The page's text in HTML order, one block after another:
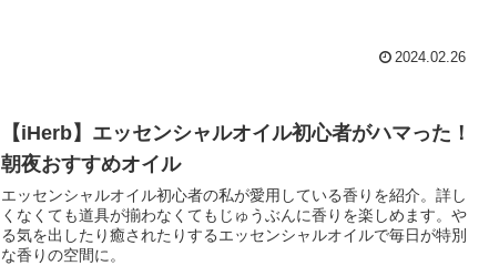
2024.02.26
【iHerb】エッセンシャルオイル初心者がハマった！
朝夜おすすめオイル
エッセンシャルオイル初心者の私が愛用している香りを紹介。詳し
くなくても道具が揃わなくてもじゅうぶんに香りを楽しめます。や
る気を出したり癒されたりするエッセンシャルオイルで毎日が特別
な香りの空間に。